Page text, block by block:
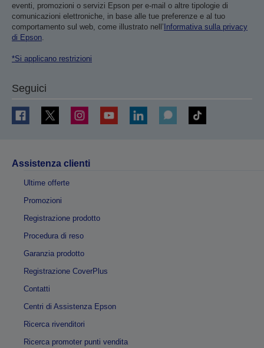
eventi, promozioni o servizi Epson per e-mail o altre tipologie di
comunicazioni elettroniche, in base alle tue preferenze e al tuo
comportamento sul web, come illustrato nell’ Informativa sulla privacy
di Epson
*Si applicano restrizioni
Seguici
Assistenza clienti
Ultime offerte
Promozioni
Registrazione prodotto
Procedura di reso
Garanzia prodotto
Registrazione CoverPlus
Contatti
Centri di Assistenza Epson
Ricerca rivenditori
Ricerca promoter punti vendita